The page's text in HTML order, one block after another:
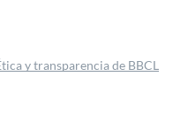
y transparencia de BBCL